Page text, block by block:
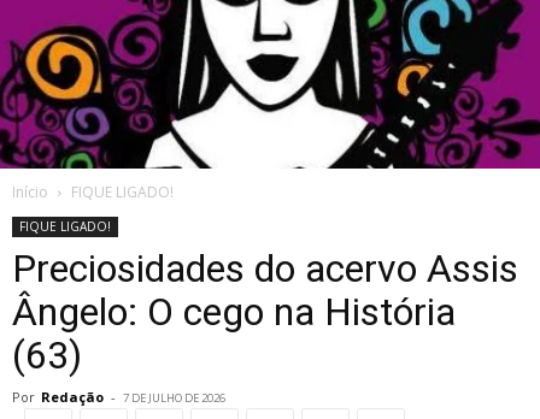
Início FIQUE LIGADO!
FIQUE LIGADO!
Preciosidades do acervo Assis
Ângelo: O cego na História
(63)
Por Redação - 7 DE JULHO DE 2026